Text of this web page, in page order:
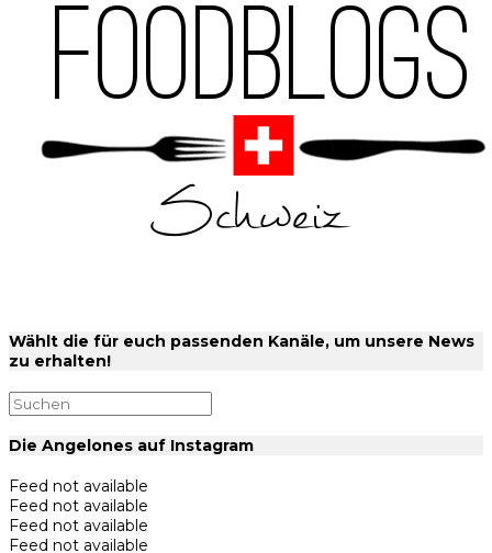
Wählt die für euch passenden Kanäle, um unsere News
zu erhalten!
Die Angelones auf Instagram
Feed not available
Feed not available
Feed not available
Feed not available